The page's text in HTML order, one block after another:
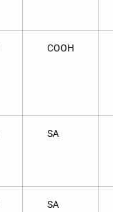
COOH
SA
SA